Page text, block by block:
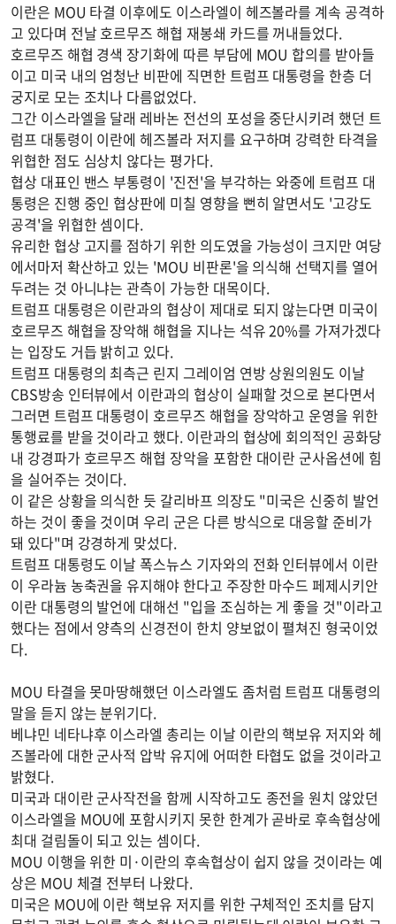
이란은 MOU 타결 이후에도 이스라엘이 헤즈볼라를 계속 공격하
고 있다며 전날 호르무즈 해협 재봉쇄 카드를 꺼내들었다.
호르무즈 해협 경색 장기화에 따른 부담에 MOU 합의를 받아들
이고 미국 내의 엄청난 비판에 직면한 트럼프 대통령을 한층 더
궁지로 모는 조치나 다름없었다.
그간 이스라엘을 달래 레바논 전선의 포성을 중단시키려 했던 트
럼프 대통령이 이란에 헤즈볼라 저지를 요구하며 강력한 타격을
위협한 점도 심상치 않다는 평가다.
협상 대표인 밴스 부통령이 '진전'을 부각하는 와중에 트럼프 대
통령은 진행 중인 협상판에 미칠 영향을 뻔히 알면서도 '고강도
공격'을 위협한 셈이다.
유리한 협상 고지를 점하기 위한 의도였을 가능성이 크지만 여당
에서마저 확산하고 있는 'MOU 비판론'을 의식해 선택지를 열어
두려는 것 아니냐는 관측이 가능한 대목이다.
트럼프 대통령은 이란과의 협상이 제대로 되지 않는다면 미국이
호르무즈 해협을 장악해 해협을 지나는 석유 20%를 가져가겠다
는 입장도 거듭 밝히고 있다.
트럼프 대통령의 최측근 린지 그레이엄 연방 상원의원도 이날
CBS방송 인터뷰에서 이란과의 협상이 실패할 것으로 본다면서
그러면 트럼프 대통령이 호르무즈 해협을 장악하고 운영을 위한
통행료를 받을 것이라고 했다. 이란과의 협상에 회의적인 공화당
내 강경파가 호르무즈 해협 장악을 포함한 대이란 군사옵션에 힘
을 실어주는 것이다.
이 같은 상황을 의식한 듯 갈리바프 의장도 "미국은 신중히 발언
하는 것이 좋을 것이며 우리 군은 다른 방식으로 대응할 준비가
돼 있다"며 강경하게 맞섰다.
트럼프 대통령도 이날 폭스뉴스 기자와의 전화 인터뷰에서 이란
이 우라늄 농축권을 유지해야 한다고 주장한 마수드 페제시키안
이란 대통령의 발언에 대해선 "입을 조심하는 게 좋을 것"이라고
했다는 점에서 양측의 신경전이 한치 양보없이 펼쳐진 형국이었
다.
MOU 타결을 못마땅해했던 이스라엘도 좀처럼 트럼프 대통령의
말을 듣지 않는 분위기다.
베냐민 네타냐후 이스라엘 총리는 이날 이란의 핵보유 저지와 헤
즈볼라에 대한 군사적 압박 유지에 어떠한 타협도 없을 것이라고
밝혔다.
미국과 대이란 군사작전을 함께 시작하고도 종전을 원치 않았던
이스라엘을 MOU에 포함시키지 못한 한계가 곧바로 후속협상에
최대 걸림돌이 되고 있는 셈이다.
MOU 이행을 위한 미·이란의 후속협상이 쉽지 않을 것이라는 예
상은 MOU 체결 전부터 나왔다.
미국은 MOU에 이란 핵보유 저지를 위한 구체적인 조치를 담지